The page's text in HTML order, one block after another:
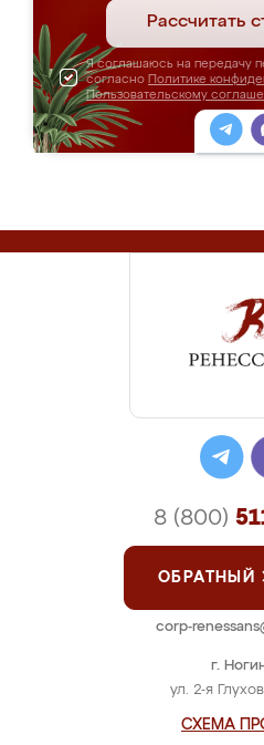
Рассчитать
Я соглашаюсь на передачу
согласно Политике
Пользовательскому
г.
ул. 2-я
СХЕМА
8 (800)
ОБРАТНЫЙ
corp-